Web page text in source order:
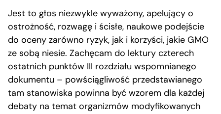
Jest to głos niezwykle wyważony, apelujący o
ostrożność, rozwagę i ścisłe, naukowe podejście
do oceny zarówno ryzyk, jak i korzyści, jakie GMO
ze sobą niesie. Zachęcam do lektury czterech
ostatnich punktów III rozdziału wspomnianego
dokumentu – powściągliwość przedstawianego
tam stanowiska powinna być wzorem dla każdej
debaty na temat organizmów modyfikowanych